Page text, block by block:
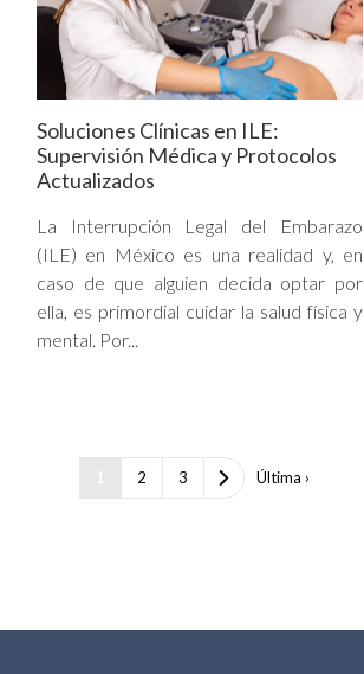
Soluciones Clínicas en ILE:
Supervisión Médica y Protocolos
Actualizados
La Interrupción Legal del Embarazo
(ILE) en México es una realidad y, en
caso de que alguien decida optar por
ella, es primordial cuidar la salud física y
mental. Por...
2 3 Última ›